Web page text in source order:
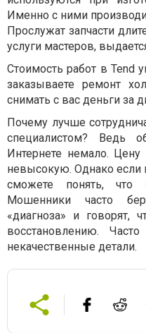
Именно с ними
Прослужат запчасти
услуги мастеров,
Стоимость работ в Tend
заказываете ремонт
снимать с вас деньги за
Почему лучше
специалистом? Ведь
Интернете немало. Цену
невысокую. Однако если
сможете понять, что
Мошенники часто
«диагноза» и говорят,
восстановлению.
некачественные детали.